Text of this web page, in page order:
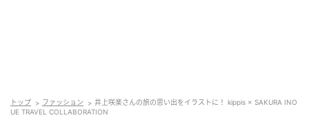
トップ ファッション
井上咲楽さんの旅の思い出をイラストに！ kippis × SAKURA INO
UE TRAVEL COLLABORATION